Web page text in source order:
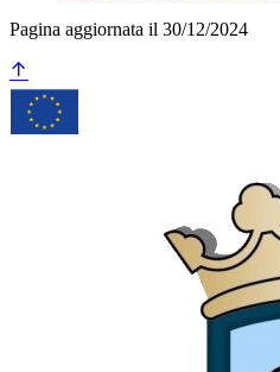
Pagina aggiornata il 30/12/2024